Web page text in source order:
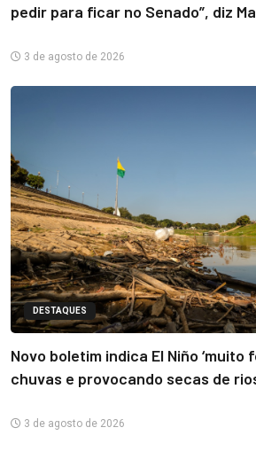
pedir para ficar no Senado”, diz
3 de agosto de 2026
DESTAQUES
Novo boletim indica El Niño ‘muito
chuvas e provocando secas de
3 de agosto de 2026